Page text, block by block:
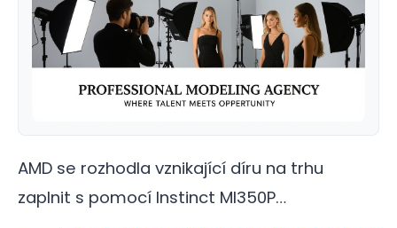
AMD se rozhodla vznikající díru na trhu
zaplnit s pomocí Instinct MI350P…